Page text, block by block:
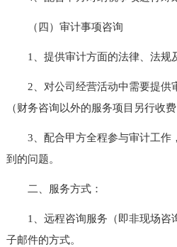
（四）审计事项咨询
1、提供审计方面的法律、法规
2、对公司经营活动中需要提供
（财务咨询以外的服务项目另行收费
3、配合甲方全程参与审计工作
到的问题。
二、服务方式：
1、远程咨询服务（即非现场咨
子邮件的方式。